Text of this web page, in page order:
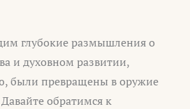
глубокие размышления о
и духовном развитии,
были превращены в оружие
обратимся к